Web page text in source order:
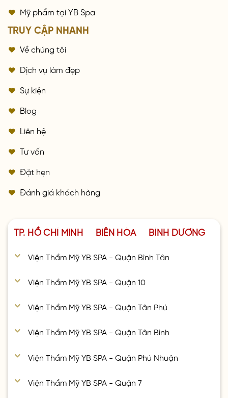
Mỹ phẩm tại YB Spa
TRUY CẬP NHANH
Về chúng tôi
Dịch vụ làm đẹp
Sự kiện
Blog
Liên hệ
Tư vấn
Đặt hẹn
Đánh giá khách hàng
TP. HỒ CHÍ MINH BIÊN HÒA BÌNH DƯƠNG
Viện Thẩm Mỹ YB SPA - Quận Bình Tân
Viện Thẩm Mỹ YB SPA - Quận 10
Viện Thẩm Mỹ YB SPA - Quận Tân Phú
Viện Thẩm Mỹ YB SPA - Quận Tân Bình
Viện Thẩm Mỹ YB SPA - Quận Phú Nhuận
Viện Thẩm Mỹ YB SPA - Quận 7